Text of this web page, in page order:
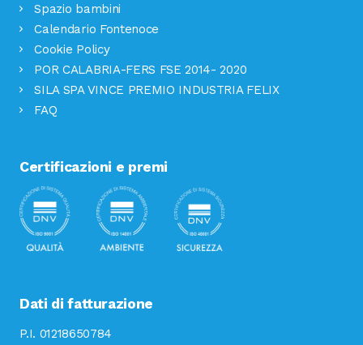
Spazio bambini
Calendario Fontenoce
Cookie Policy
POR CALABRIA-FERS FSE 2014- 2020
SILA SPA VINCE PREMIO INDUSTRIA FELIX
FAQ
Certificazioni e premi
Dati di fatturazione
P.I. 01218650784